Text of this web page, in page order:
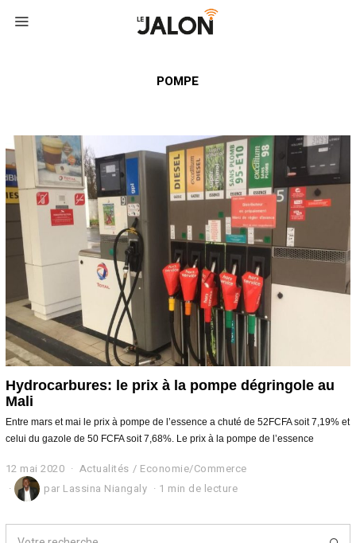
POMPE
Hydrocarbures: le prix à la pompe dégringole au
Mali
Entre mars et mai le prix à pompe de l’essence a chuté de 52FCFA soit 7,19% et
celui du gazole de 50 FCFA soit 7,68%. Le prix à la pompe de l’essence
12 mai 2020
i
Actualités / Economie/Commerce
par Lassina Niangaly 1 min de lecture